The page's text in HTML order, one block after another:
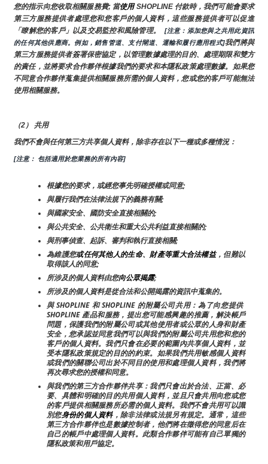
您的指示向您收取相關服務費; 當使用 SHOPLINE 付款時，我們可能會要求
第三方服務提供者處理您和您客戶的個人資料，這些服務提供者可以促進
「瞭解您的客戶」以及交易監控和風險管理。
[注意：添加您與之共用此資訊
的任何其他供應商。例如，銷售管道、支付閘道、運輸和履行應用程式]我們將與
第三方服務提供者簽署保密協定，以管理數據處理的目的、處理期限和雙方
的責任，並將要求合作夥伴根據我們的要求和本隱私政策處理數據。如果您
不同意合作夥伴蒐集提供相關服務所需的個人資料，您或您的客戶可能無法
使用相關服務。
（2） 共用
我們不會與任何第三方共享個人資料，除非存在以下一種或多種情況：
[注意： 包括適用於您業務的所有內容]
根據您的要求，或經您事先明確授權或同意;
與履行我們在法律法規下的義務有關;
與國家安全、國防安全直接相關的;
與公共安全、公共衛生和重大公共利益直接相關的;
與刑事偵查、起訴、審判和執行直接相關;
為維護您或任何其他人的生命、財產等重大合法權益，但難以
取得該人的同意;
所涉及的個人資料由您向公眾揭露;
所涉及的個人資料是從合法和公開揭露的資訊中蒐集的。
與 SHOPLINE 和 SHOPLINE 的附屬公司共用：為了向您提供
SHOPLINE 產品和服務，提出您可能感興趣的推薦，解決帳戶
問題，保護我們的附屬公司或其他使用者或公眾的人身和財產
安全，您承認並同意我們可以與我們的附屬公司共用您和您的
客戶的個人資料。我們只會在必要的範圍內共享個人資料，並
受本隱私政策規定的目的的約束。如果我們共用敏感個人資料
或我們的關聯公司出於不同目的使用和處理個人資料，我們將
再次尋求您的授權和同意。
與我們的第三方合作夥伴共享：我們只會出於合法、正當、必
要、具體和明確的目的共用個人資料，並且只會共用向您或您
的客戶提供相關服務所必需的個人資料。我們不會共用可以識
別您身份的個人資料，除非法律或法規另有規定。通常，這些
第三方合作夥伴也是數據控制者，他們將在徵得您的同意后在
自己的帳戶中處理個人資料。此類合作夥伴可能有自己單獨的
隱私政策和用戶協定。